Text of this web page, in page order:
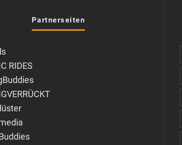
Partnerseiten
RIDES